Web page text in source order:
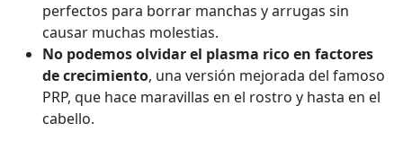
perfectos para borrar manchas y arrugas sin
causar muchas molestias.
No podemos olvidar el plasma rico en factores
de crecimiento, una versión mejorada del famoso
PRP, que hace maravillas en el rostro y hasta en el
cabello.